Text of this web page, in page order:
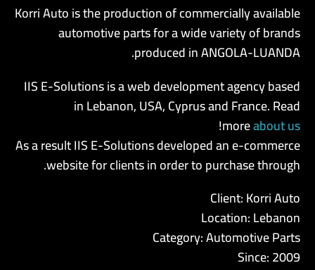
Korri Auto is theproduction of commercially available
automotive parts for a wide variety of brands
produced in ANGOLA-LUANDA.
IIS E-Solutions is a web development agency based
in Lebanon, USA, Cyprus and France. Read
moreabout us
!
As a result IIS E-Solutions developed an e-commerce
website for clients in order to purchase through.
Client: Korri Auto
Location: Lebanon
Category: Automotive Parts
Since: 2009